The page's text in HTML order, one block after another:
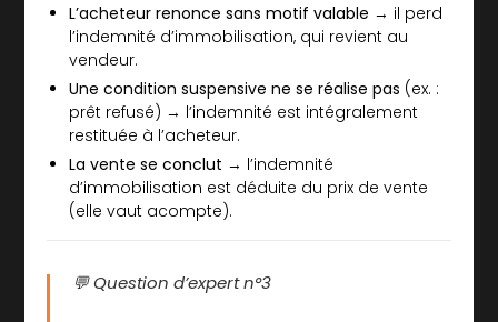
L’acheteur renonce sans motif valable → il perd
l’indemnité d’immobilisation, qui revient au
vendeur.
Une condition suspensive ne se réalise pas (ex. :
prêt refusé) → l’indemnité est intégralement
restituée à l’acheteur.
La vente se conclut → l’indemnité
d’immobilisation est déduite du prix de vente
(elle vaut acompte).
💬 Question d’expert n°3